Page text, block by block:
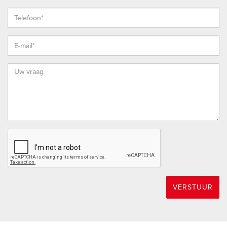
nodigen de woning bouwkundig voor je te keuren teneinde
jezelf een goed beeld te kunnen vormen van de
bouwkundige staat van de woning.
HOEKSCHE WAARD
De Hoeksche Waard is een eiland ten zuiden van Rotterdam
gemeente. Door de status van “Nationaal Landschap” is haar
open en landelijk karakter op de lange termijn verzekerd en
door de versterking van natuurwaarden zal het er altijd goed
wonen blijven.
Puttershoek vervult één van de centrumfuncties in de
VERSTUUR